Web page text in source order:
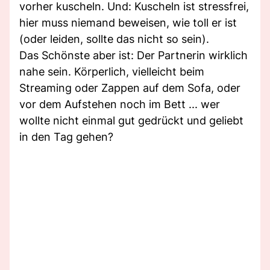
vorher kuscheln. Und: Kuscheln ist stressfrei,
hier muss niemand beweisen, wie toll er ist
(oder leiden, sollte das nicht so sein).
Das Schönste aber ist: Der Partnerin wirklich
nahe sein. Körperlich, vielleicht beim
Streaming oder Zappen auf dem Sofa, oder
vor dem Aufstehen noch im Bett ... wer
wollte nicht einmal gut gedrückt und geliebt
in den Tag gehen?